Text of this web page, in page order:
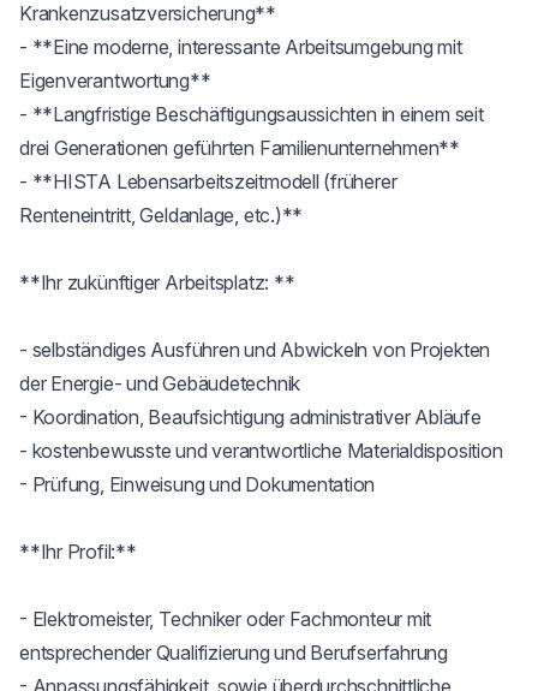
Krankenzusatzversicherung**
- **Eine moderne, interessante Arbeitsumgebung mit
Eigenverantwortung**
- **Langfristige Beschäftigungsaussichten in einem seit
drei Generationen geführten Familienunternehmen**
- **HISTA Lebensarbeitszeitmodell (früherer
Renteneintritt, Geldanlage, etc.)**
**Ihr zukünftiger Arbeitsplatz: **
- selbständiges Ausführen und Abwickeln von Projekten
der Energie- und Gebäudetechnik
- Koordination, Beaufsichtigung administrativer Abläufe
- kostenbewusste und verantwortliche Materialdisposition
- Prüfung, Einweisung und Dokumentation
**Ihr Profil:**
- Elektromeister, Techniker oder Fachmonteur mit
entsprechender Qualifizierung und Berufserfahrung
- Anpassungsfähigkeit, sowie überdurchschnittliche